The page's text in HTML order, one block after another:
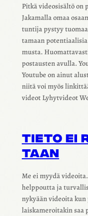
Pitkä video­si­sältö on
Jaka­malla omaa
tun­tija pystyy
ta­maan
musta.
pos­taus­ten avulla.
Youtube on ainut
niitä voi myös
vi­deot Lyhyt­vi­deot
TIETO EI
TAAN
Me ei myydä videoita.
help­poutta ja
nyky­ään videoita
lais­ka­me­roi­ta­kin saa